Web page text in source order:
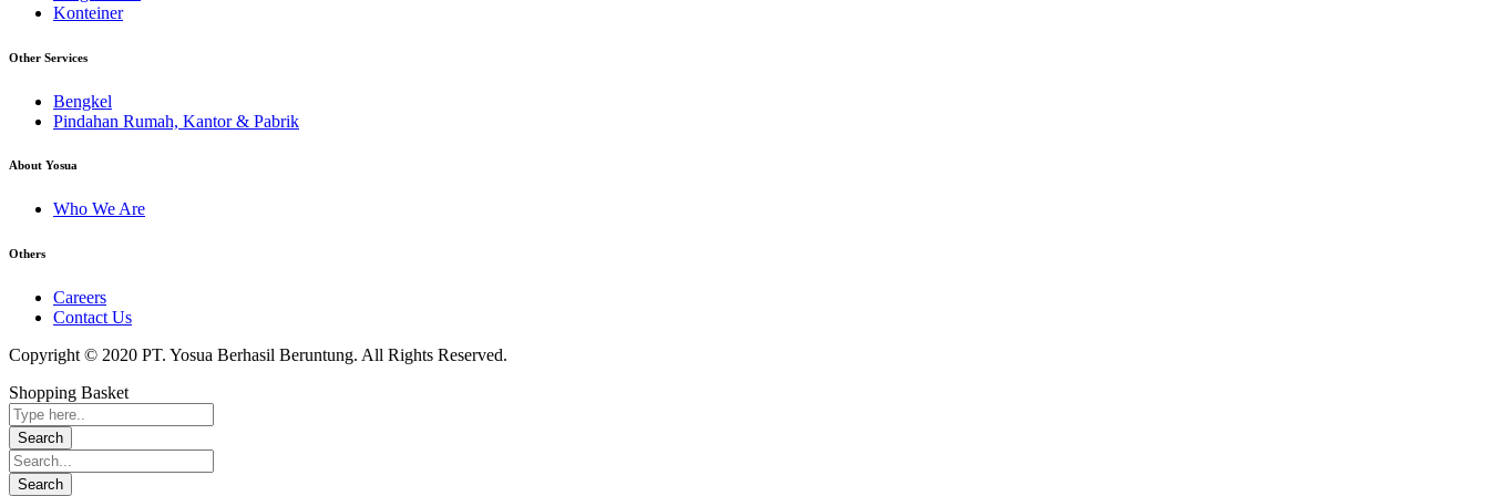
Konteiner
Other Services
Bengkel
Pindahan Rumah, Kantor & Pabrik
About Yosua
Who We Are
Others
Careers
Contact Us
Copyright © 2020 PT. Yosua Berhasil Beruntung. All Rights Reserved.
Shopping Basket